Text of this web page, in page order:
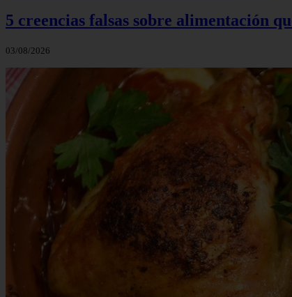
5 creencias falsas sobre alimentación
03/08/2026